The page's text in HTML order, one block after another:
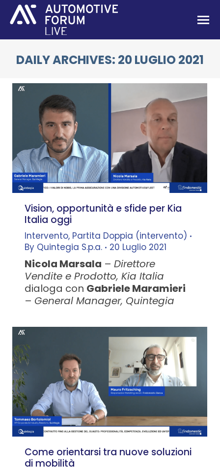
DAILY ARCHIVES: 20 LUGLIO 2021
Vision, opportunità e sfide per Kia
Italia oggi
Intervento, Partita Doppia (intervento)
By Quintegia S.p.a. 20 Luglio 2021
Nicola Marsala – Direttore
Vendite e Prodotto, Kia Italia
dialoga con Gabriele Maramieri
– General Manager, Quintegia
Come orientarsi tra nuove soluzioni
di mobilità